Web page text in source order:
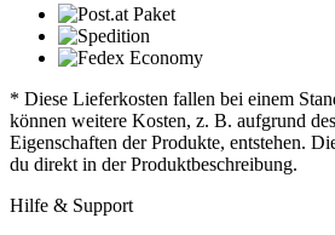
* Diese Lieferkosten fallen bei einem
können weitere Kosten, z. B. aufgrund
Eigenschaften der Produkte, entstehen.
du direkt in der Produktbeschreibung.
Hilfe & Support